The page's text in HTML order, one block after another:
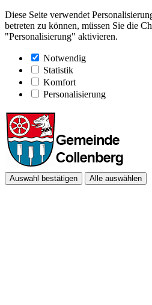
Diese Seite verwendet
betreten zu können, müssen Sie die
"Personalisierung" aktivieren.
Notwendig
Statistik
Komfort
Personalisierung
Auswahl bestätigen Alle auswählen